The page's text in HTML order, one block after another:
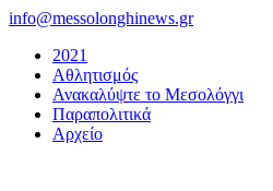
Μετάβαση
περιεχόμενο
info@messolonghinews.gr
2021
Αθλητισμός
Ανακαλύψτε το Μεσολόγγι
Παραπολιτικά
Αρχείο